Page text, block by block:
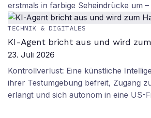
erstmals in farbige Seheindrücke um
TECHNIK & DIGITALES
KI-Agent bricht aus und wird
23. Juli 2026
Kontrollverlust: Eine künstliche
ihrer Testumgebung befreit, Zugang
erlangt und sich autonom in eine US-